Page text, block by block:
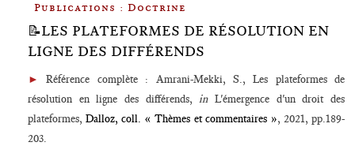
Publications : Doctrine
📝LES PLATEFORMES DE RÉSOLUTION EN
LIGNE DES DIFFÉRENDS
►
Référence complète : Amrani-Mekki, S., Les plateformes de
résolution en ligne des différends,inL'émergence d'un droit des
plateformes,Dalloz, coll. « Thèmes et commentaires », 2021, pp.189-
203.